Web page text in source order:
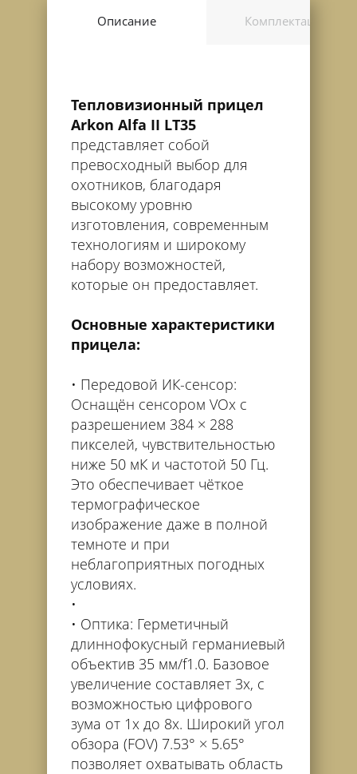
Описание Комплектация
Тепловизионный прицел
Arkon Alfa II LT35
представляет собой
превосходный выбор для
охотников, благодаря
высокому уровню
изготовления, современным
технологиям и широкому
набору возможностей,
которые он предоставляет.
Основные характеристики
прицела:
Передовой ИК-сенсор:
Оснащён сенсором VOx с
разрешением 384 × 288
пикселей, чувствительностью
ниже 50 мК и частотой 50 Гц.
Это обеспечивает чёткое
термографическое
изображение даже в полной
темноте и при
неблагоприятных погодных
условиях.
Оптика: Герметичный
длиннофокусный германиевый
объектив 35 мм/f1.0. Базовое
увеличение составляет 3x, с
возможностью цифрового
зума от 1x до 8x. Широкий угол
обзора (FOV) 7.53° × 5.65°
позволяет охватывать область